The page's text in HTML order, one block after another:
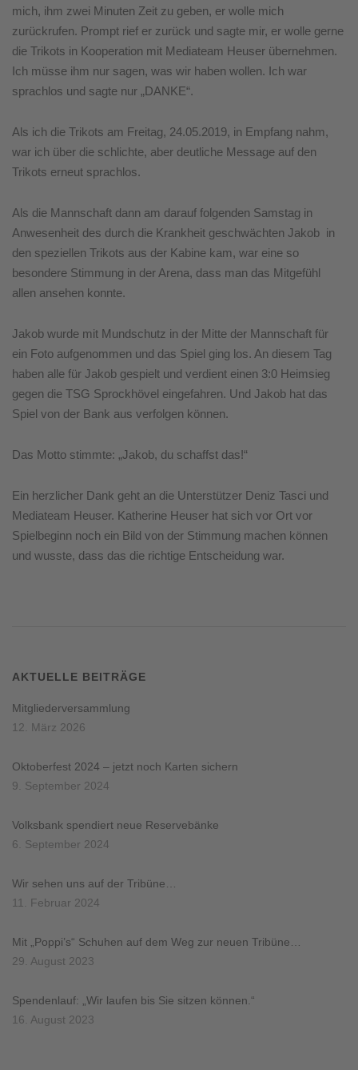
mich, ihm zwei Minuten Zeit zu geben, er wolle mich
zurückrufen. Prompt rief er zurück und sagte mir, er wolle gerne
die Trikots in Kooperation mit Mediateam Heuser übernehmen.
Ich müsse ihm nur sagen, was wir haben wollen. Ich war
sprachlos und sagte nur „DANKE“.
Als ich die Trikots am Freitag, 24.05.2019, in Empfang nahm,
war ich über die schlichte, aber deutliche Message auf den
Trikots erneut sprachlos.
Als die Mannschaft dann am darauf folgenden Samstag in
Anwesenheit des durch die Krankheit geschwächten Jakob in
den speziellen Trikots aus der Kabine kam, war eine so
besondere Stimmung in der Arena, dass man das Mitgefühl
allen ansehen konnte.
Jakob wurde mit Mundschutz in der Mitte der Mannschaft für
ein Foto aufgenommen und das Spiel ging los. An diesem Tag
haben alle für Jakob gespielt und verdient einen 3:0 Heimsieg
gegen die TSG Sprockhövel eingefahren. Und Jakob hat das
Spiel von der Bank aus verfolgen können.
Das Motto stimmte: „Jakob, du schaffst das!“
Ein herzlicher Dank geht an die Unterstützer Deniz Tasci und
Mediateam Heuser. Katherine Heuser hat sich vor Ort vor
Spielbeginn noch ein Bild von der Stimmung machen können
und wusste, dass das die richtige Entscheidung war.
AKTUELLE BEITRÄGE
Mitgliederversammlung
12. März 2026
Oktoberfest 2024 – jetzt noch Karten sichern
9. September 2024
Volksbank spendiert neue Reservebänke
6. September 2024
Wir sehen uns auf der Tribüne…
11. Februar 2024
Mit „Poppi’s“ Schuhen auf dem Weg zur neuen Tribüne…
29. August 2023
Spendenlauf: „Wir laufen bis Sie sitzen können.“
16. August 2023